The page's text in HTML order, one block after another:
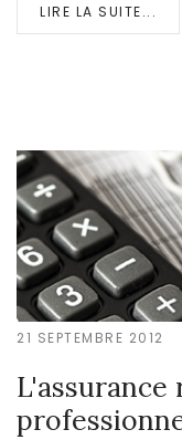
LIRE LA SUITE...
21 SEPTEMBRE 2012